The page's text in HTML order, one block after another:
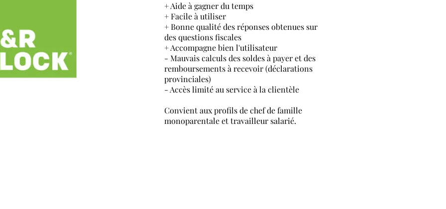
+ Aide à gagner du temps
+ Facile à utiliser
+ Bonne qualité des réponses obtenues sur
des questions fiscales
+ Accompagne bien l'utilisateur
- Mauvais calculs des soldes à payer et des
remboursements à recevoir (déclarations
provinciales)
- Accès limité au service à la clientèle
Convient aux profils de chef de famille
monoparentale et travailleur salarié.